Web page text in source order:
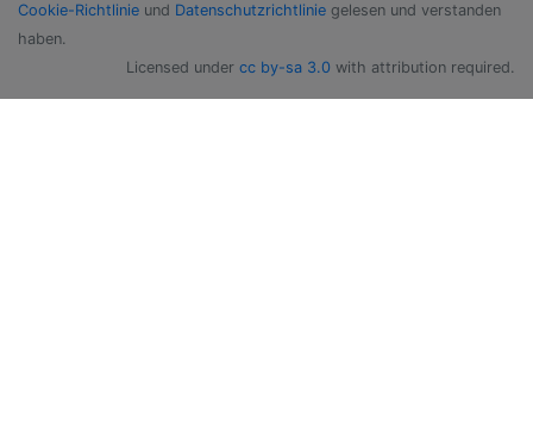
Cookie-Richtlinie und Datenschutzrichtlinie gelesen und verstanden
haben.
Licensed under cc by-sa 3.0 with attribution required.